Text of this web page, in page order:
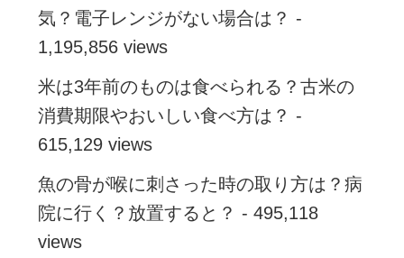
気？電子レンジがない場合は？ -
1,195,856 views
米は3年前のものは食べられる？古米の
消費期限やおいしい食べ方は？ -
615,129 views
魚の骨が喉に刺さった時の取り方は？病
院に行く？放置すると？ - 495,118
views